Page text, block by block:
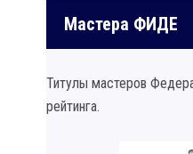
Мастера ФИДЕ
Титулы мастеров
рейтинга.